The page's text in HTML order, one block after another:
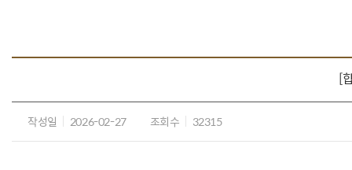
[
작성일 2026-02-27 조회수 32315